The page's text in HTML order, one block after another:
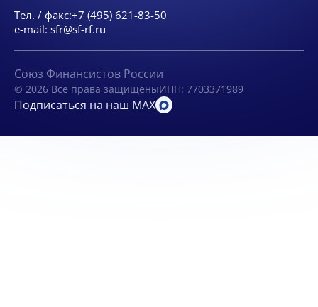
Тел. / факс:+7 (495) 621-83-50
e-mail: sfr@sf-rf.ru
Союз Финансистов России
© 2026 Все права защищеныИНН: 7703371989
Подписаться на наш MAX